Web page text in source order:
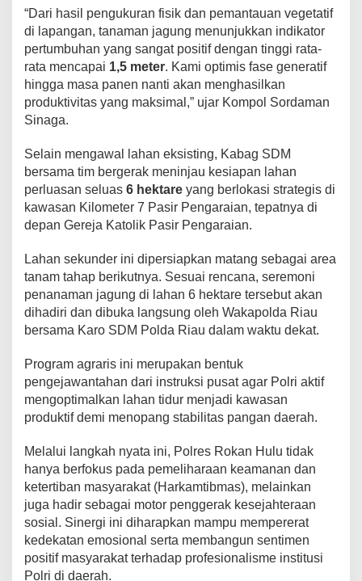
“Dari hasil pengukuran fisik dan pemantauan vegetatif
di lapangan, tanaman jagung menunjukkan indikator
pertumbuhan yang sangat positif dengan tinggi rata-
rata mencapai 1,5 meter. Kami optimis fase generatif
hingga masa panen nanti akan menghasilkan
produktivitas yang maksimal,” ujar Kompol Sordaman
Sinaga.
Selain mengawal lahan eksisting, Kabag SDM
bersama tim bergerak meninjau kesiapan lahan
perluasan seluas 6 hektare yang berlokasi strategis di
kawasan Kilometer 7 Pasir Pengaraian, tepatnya di
depan Gereja Katolik Pasir Pengaraian.
Lahan sekunder ini dipersiapkan matang sebagai area
tanam tahap berikutnya. Sesuai rencana, seremoni
penanaman jagung di lahan 6 hektare tersebut akan
dihadiri dan dibuka langsung oleh Wakapolda Riau
bersama Karo SDM Polda Riau dalam waktu dekat.
Program agraris ini merupakan bentuk
pengejawantahan dari instruksi pusat agar Polri aktif
mengoptimalkan lahan tidur menjadi kawasan
produktif demi menopang stabilitas pangan daerah.
Melalui langkah nyata ini, Polres Rokan Hulu tidak
hanya berfokus pada pemeliharaan keamanan dan
ketertiban masyarakat (Harkamtibmas), melainkan
juga hadir sebagai motor penggerak kesejahteraan
sosial. Sinergi ini diharapkan mampu mempererat
kedekatan emosional serta membangun sentimen
positif masyarakat terhadap profesionalisme institusi
Polri di daerah.